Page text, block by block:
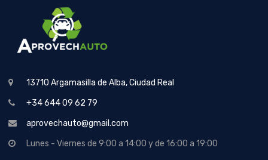
13710 Argamasilla de Alba, Ciudad Real
+34 644 09 62 79
aprovechauto@gmail.com
Lunes - Viernes de 9:00 a 14:00 y de 16:00 a 19:00